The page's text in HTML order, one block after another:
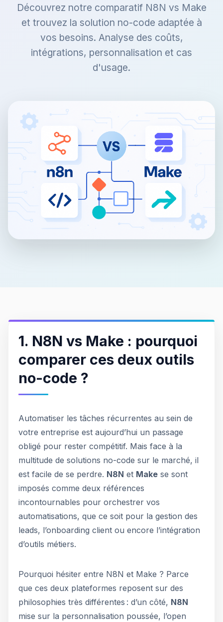
Découvrez notre comparatif N8N vs Make
et trouvez la solution no-code adaptée à
vos besoins. Analyse des coûts,
intégrations, personnalisation et cas
d'usage.
1. N8N vs Make : pourquoi
comparer ces deux outils
no-code ?
Automatiser les tâches récurrentes au sein de
votre entreprise est aujourd’hui un passage
obligé pour rester compétitif. Mais face à la
multitude de solutions no-code sur le marché, il
est facile de se perdre. N8N et Make se sont
imposés comme deux références
incontournables pour orchestrer vos
automatisations, que ce soit pour la gestion des
leads, l’onboarding client ou encore l’intégration
d’outils métiers.
Pourquoi hésiter entre N8N et Make ? Parce
que ces deux plateformes reposent sur des
philosophies très différentes : d’un côté, N8N
mise sur la personnalisation poussée, l’open